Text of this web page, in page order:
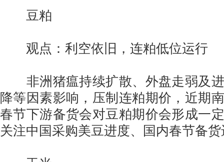
豆粕
观点：利空依旧，连粕低位运行
非洲猪瘟持续扩散、外盘走弱及进
降等因素影响，压制连粕期价，近期
春节下游备货会对豆粕期价会形成一
关注中国采购美豆进度、国内春节备